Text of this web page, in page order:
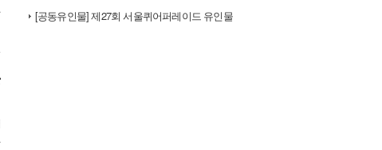
[공동유인물] 제27회 서울퀴어퍼레이드 유인물